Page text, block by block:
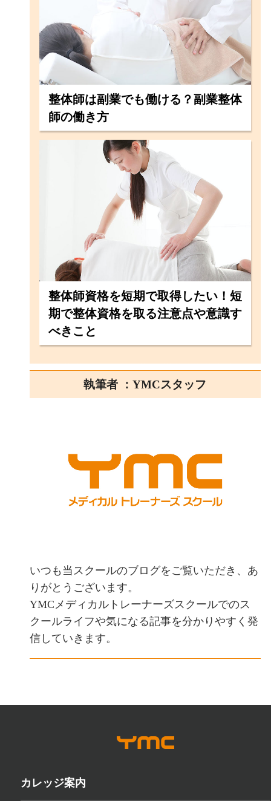
整体師は副業でも働ける？副業整体
師の働き方
整体師資格を短期で取得したい！短
期で整体資格を取る注意点や意識す
べきこと
執筆者 ：YMCスタッフ
いつも当スクールのブログをご覧いただき、あ
りがとうございます。
YMCメディカルトレーナーズスクールでのス
クールライフや気になる記事を分かりやすく発
信していきます。
カレッジ案内